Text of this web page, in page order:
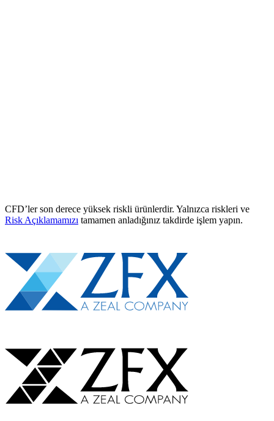
CFD’ler son derece yüksek riskli ürünlerdir. Yalnızca riskleri ve
Risk Açıklamamızı tamamen anladığınız takdirde işlem yapın.